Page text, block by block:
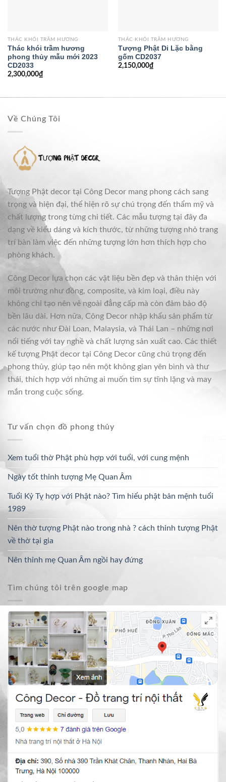
THÁC KHÓI TRẦM HƯƠNG
Thác khói trầm hương
phong thủy mẫu mới 2023
CD2033
2,300,000₫
THÁC KHÓI TRẦM HƯƠNG
Tượng Phật Di Lặc bằng
gốm CD2037
2,150,000₫
Về Chúng Tôi
Tượng Phật decor tại Công Decor mang phong cách sang
trọng và hiện đại, thể hiện rõ sự chú trọng đến thẩm mỹ và
chất lượng trong từng chi tiết. Các mẫu tượng tại đây đa
dạng về kiểu dáng và kích thước, từ những tượng nhỏ trang
trí bàn làm việc đến những tượng lớn hơn thích hợp cho
phòng khách.
Công Decor lựa chọn các vật liệu bền đẹp và thân thiện với
môi trường như đồng, composite, và kim loại, điều này
không chỉ tạo nên vẻ ngoài đẳng cấp mà còn đảm bảo độ
bền lâu dài. Hơn nữa, Công Decor nhập khẩu sản phẩm từ
các nước như Đài Loan, Malaysia, và Thái Lan – những nơi
nổi tiếng với tay nghề và chất lượng sản xuất cao. Các thiết
kế tượng Phật decor tại Công Decor cũng chú trọng đến
phong thủy, giúp tạo nên một không gian yên bình và thư
thái, thích hợp với những ai muốn tìm sự tĩnh lặng và may
mắn trong cuộc sống.
Tư vấn chọn đồ phong thủy
Xem tuổi thờ Phật phù hợp với tuổi, với cung mệnh
Ngày tốt thỉnh tượng Mẹ Quan Âm
Tuổi Kỷ Tỵ hợp với Phật nào? Tìm hiểu phật bản mệnh tuổi
1989
Nên thờ tượng Phật nào trong nhà ? cách thỉnh tượng Phật
về thờ tại gia
Nên thỉnh mẹ Quan Âm ngồi hay đứng
Tìm chúng tôi trên google map